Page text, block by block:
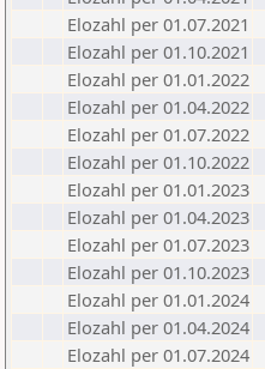
Elozahl per 01.07.2021
Elozahl per 01.10.2021
Elozahl per 01.01.2022
Elozahl per 01.04.2022
Elozahl per 01.07.2022
Elozahl per 01.10.2022
Elozahl per 01.01.2023
Elozahl per 01.04.2023
Elozahl per 01.07.2023
Elozahl per 01.10.2023
Elozahl per 01.01.2024
Elozahl per 01.04.2024
Elozahl per 01.07.2024